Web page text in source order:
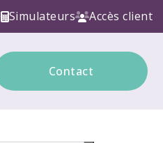
Simulateurs Accès client
Contact